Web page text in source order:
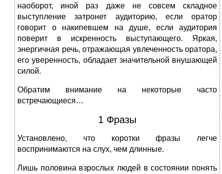
наоборот, иной раз даже не совсем складное
выступление затронет аудиторию, если оратор
говорит о накипевшем на душе, если аудитория
поверит в искренность выступающего. Яркая,
энергичная речь, отражающая увлеченность оратора,
его уверенность, обладает значительной внушающей
силой.
Обратим внимание на некоторые часто
встречающиеся…
1 Фразы
Установлено, что коротки фразы легче
воспринимаются на слух, чем длинные.
Лишь половина взрослых людей в состоянии понять